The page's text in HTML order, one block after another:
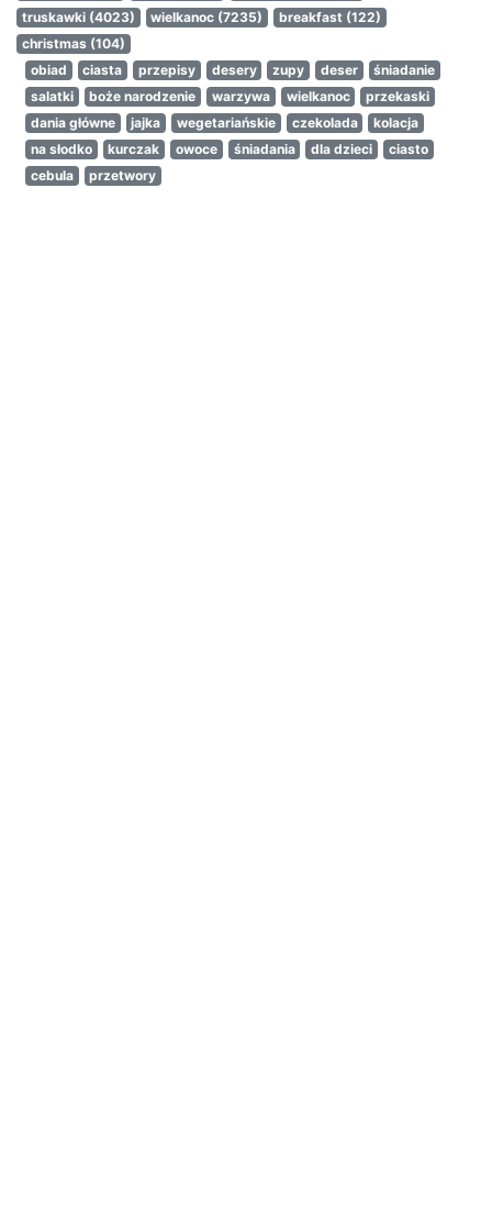
truskawki (4023) wielkanoc (7235) breakfast (122)
christmas (104)
obiad
ciasta przepisy desery zupy deser
śniadanie
salatki
boże narodzenie warzywa wielkanoc
przekaski
dania główne
jajka wegetariańskie czekolada
kolacja
na słodko
kurczak owoce śniadania dla dzieci
ciasto
cebula
przetwory